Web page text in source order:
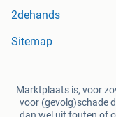
2dehands
Sitemap
Marktplaats is, voor
voor (gevolg)schade